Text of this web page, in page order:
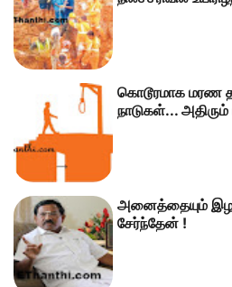
கொடூரமாக
நாடுகள்... அதிரும்
அனைத்தையும்
சேர்ந்தேன் !